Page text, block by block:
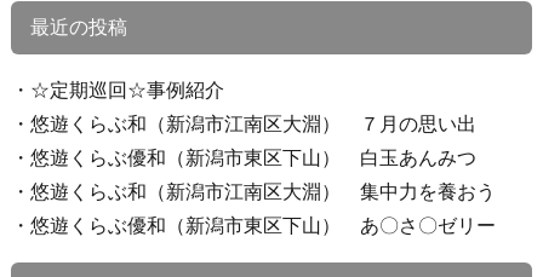
最近の投稿
☆定期巡回☆事例紹介
悠遊くらぶ和（新潟市江南区大淵） ７月の思い出
悠遊くらぶ優和（新潟市東区下山） 白玉あんみつ
悠遊くらぶ和（新潟市江南区大淵） 集中力を養おう
悠遊くらぶ優和（新潟市東区下山） あ〇さ〇ゼリー